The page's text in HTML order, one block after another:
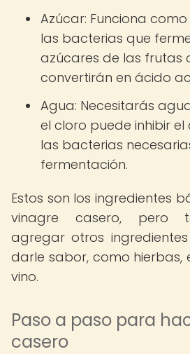
Azúcar: Funciona
las bacterias que
azúcares de las frutas
convertirán en ácido
Agua: Necesitarás
el cloro puede inhibir
las bacterias
fermentación.
Estos son los ingredientes
vinagre casero, pero
agregar otros
darle sabor, como hierbas,
vino.
Paso a paso para
casero